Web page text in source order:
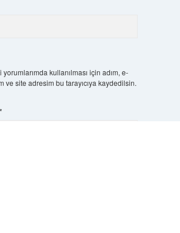
kullanılması için adım, e-
ve site adresim bu tarayıcıya kaydedilsin.
*